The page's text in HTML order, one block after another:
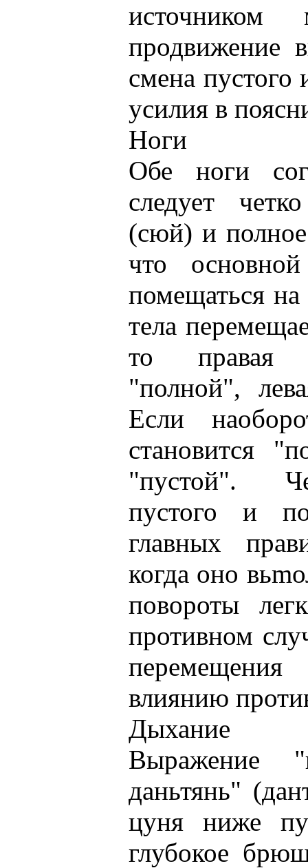
продвижение
смена пустого
усилия в
Ноги
Обе ноги
следует
(сюй) и
что
помещаться
тела
то правая
"полной",
Если
становится
"пустой".
пустого и
главных
когда оно
повороты
противном
влиянию
Дыхание
Выражение
даньтянь"
цуня ниже
глубокое